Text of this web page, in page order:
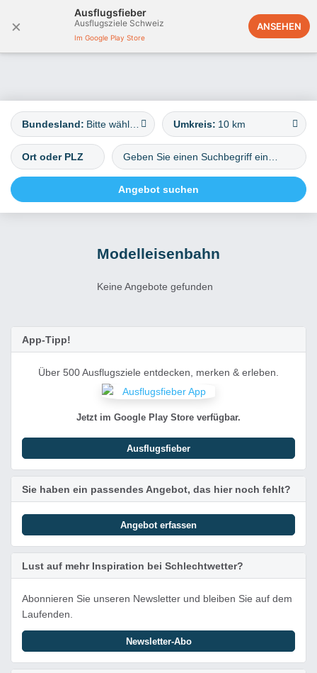
×
Ausflugsfieber
Ausflugsziele Schweiz
Im Google Play Store
ANSEHEN
Deutschland
Bundesland: Umkreis: 10 km
Modelleisenbahn
Keine Angebote gefunden
App-Tipp!
Über 500 Ausflugsziele entdecken, merken & erleben.
Jetzt im Google Play Store verfügbar.
Ausflugsfieber
Sie haben ein passendes Angebot, das hier noch fehlt?
Angebot erfassen
Lust auf mehr Inspiration bei Schlechtwetter?
Abonnieren Sie unseren Newsletter und bleiben Sie auf dem
Laufenden.
Newsletter-Abo